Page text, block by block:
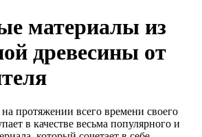
материалы из
древесины от
протяжении всего времени своего
в качестве весьма популярного и